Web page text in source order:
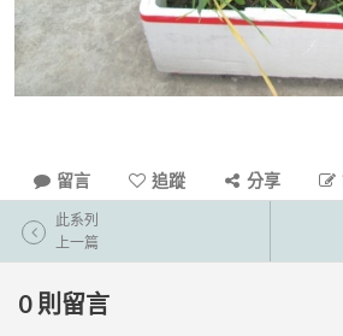
留言 追蹤 分享
此系列
上一篇
0 則留言